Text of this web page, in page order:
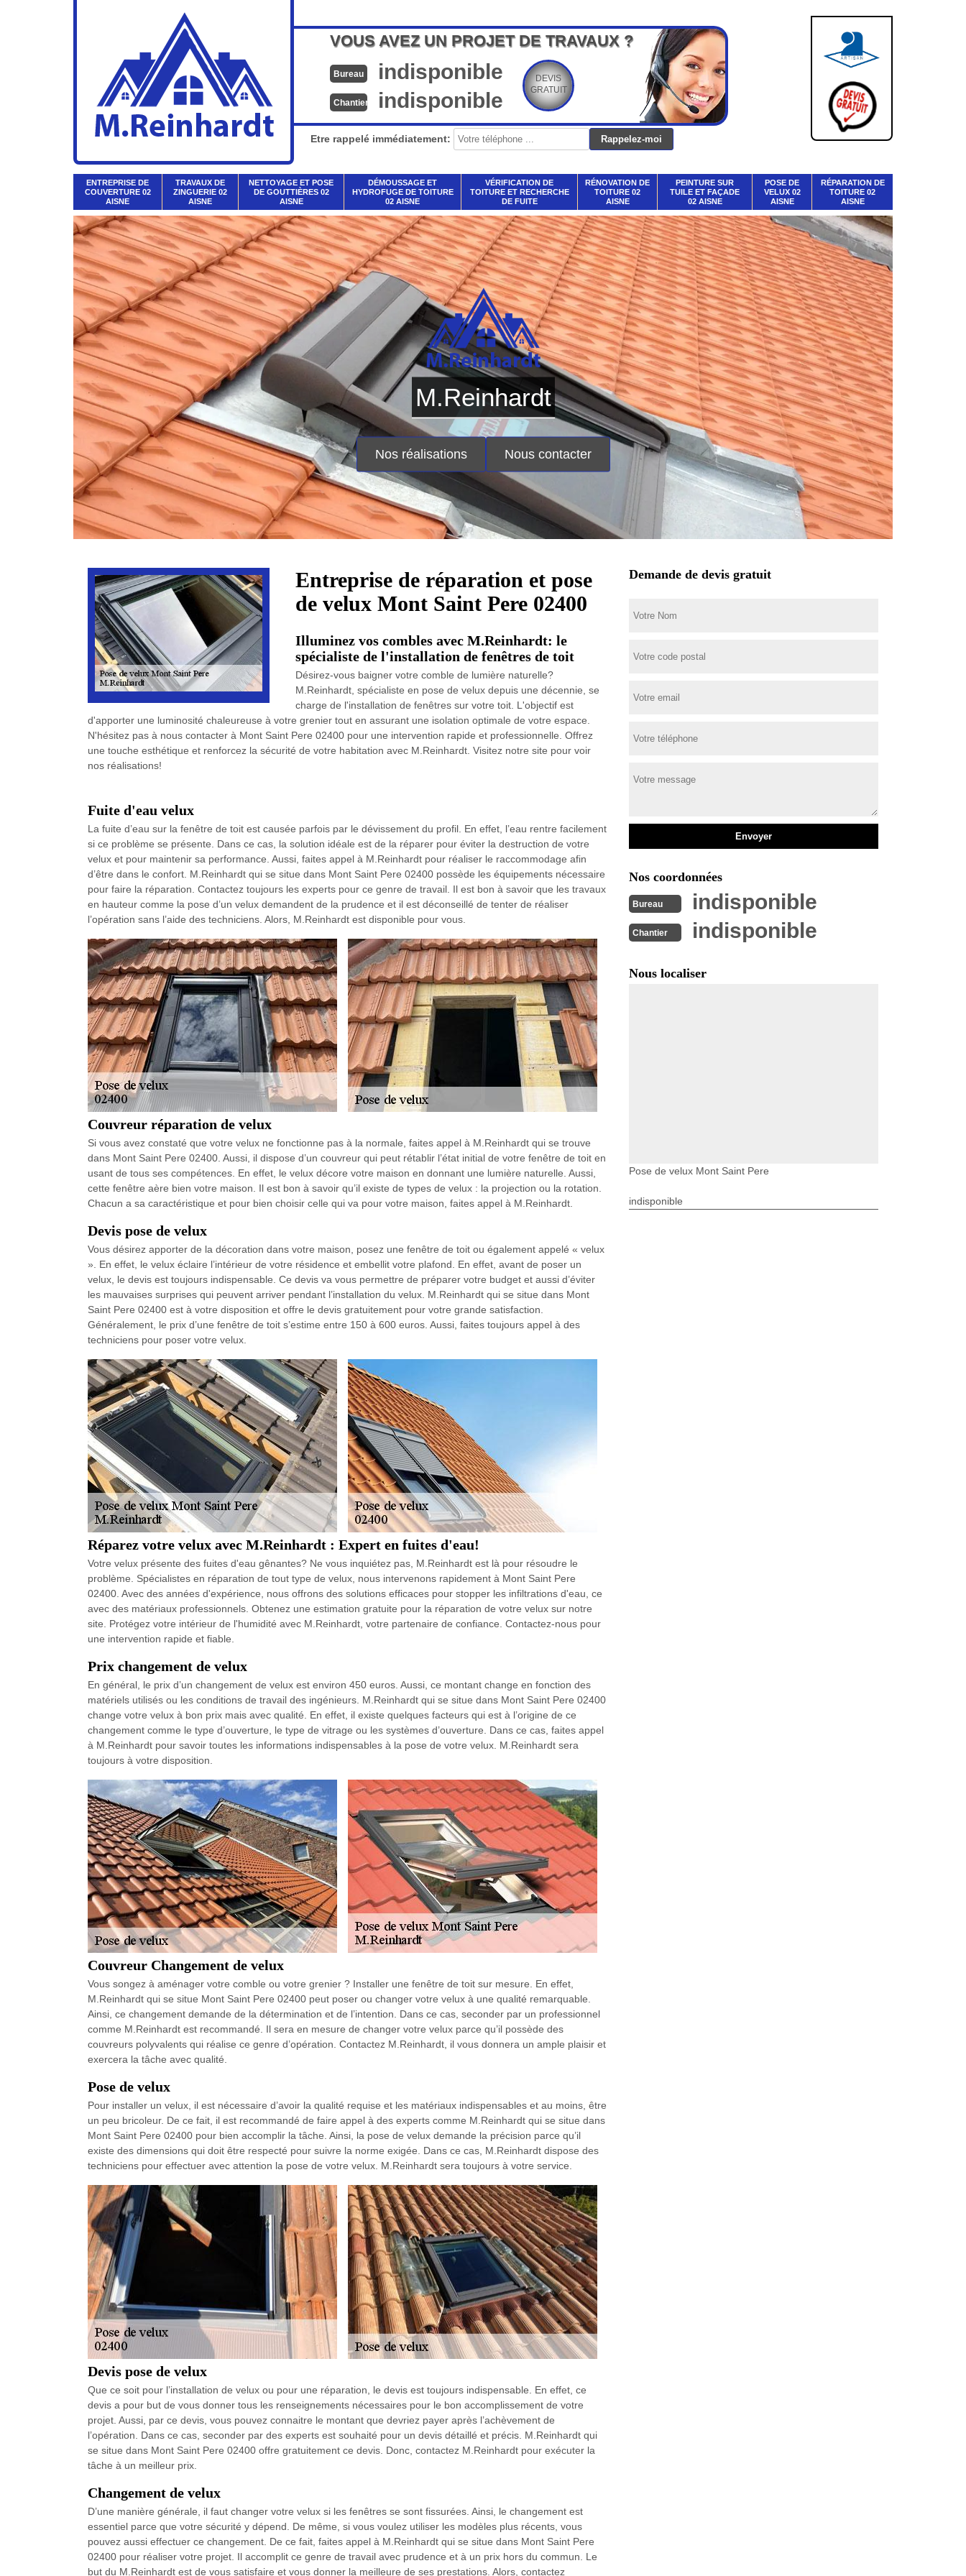
VOUS AVEZ UN PROJET DE TRAVAUX ?
Bureau indisponible
Chantier indisponible
DEVIS
GRATUIT
Etre rappelé immédiatement:
ENTREPRISE DE
COUVERTURE 02
AISNE
TRAVAUX DE
ZINGUERIE 02
AISNE
NETTOYAGE ET POSE
DE GOUTTIÈRES 02
AISNE
DÉMOUSSAGE ET
HYDROFUGE DE TOITURE
02 AISNE
VÉRIFICATION DE
TOITURE ET RECHERCHE
DE FUITE
RÉNOVATION DE
TOITURE 02
AISNE
PEINTURE SUR
TUILE ET FAÇADE
02 AISNE
POSE DE
VELUX 02
AISNE
RÉPARATION DE
TOITURE 02
AISNE
M.Reinhardt
Nos réalisations Nous contacter
Entreprise de réparation et pose
de velux Mont Saint Pere 02400
Illuminez vos combles avec M.Reinhardt: le
spécialiste de l'installation de fenêtres de toit
Désirez-vous baigner votre comble de lumière naturelle?
M.Reinhardt, spécialiste en pose de velux depuis une décennie, se
charge de l'installation de fenêtres sur votre toit. L'objectif est
d'apporter une luminosité chaleureuse à votre grenier tout en assurant une isolation optimale de votre espace.
N'hésitez pas à nous contacter à Mont Saint Pere 02400 pour une intervention rapide et professionnelle. Offrez
une touche esthétique et renforcez la sécurité de votre habitation avec M.Reinhardt. Visitez notre site pour voir
nos réalisations!
Fuite d'eau velux
La fuite d’eau sur la fenêtre de toit est causée parfois par le dévissement du profil. En effet, l’eau rentre facilement
si ce problème se présente. Dans ce cas, la solution idéale est de la réparer pour éviter la destruction de votre
velux et pour maintenir sa performance. Aussi, faites appel à M.Reinhardt pour réaliser le raccommodage afin
d’être dans le confort. M.Reinhardt qui se situe dans Mont Saint Pere 02400 possède les équipements nécessaire
pour faire la réparation. Contactez toujours les experts pour ce genre de travail. Il est bon à savoir que les travaux
en hauteur comme la pose d’un velux demandent de la prudence et il est déconseillé de tenter de réaliser
l’opération sans l’aide des techniciens. Alors, M.Reinhardt est disponible pour vous.
Couvreur réparation de velux
Si vous avez constaté que votre velux ne fonctionne pas à la normale, faites appel à M.Reinhardt qui se trouve
dans Mont Saint Pere 02400. Aussi, il dispose d’un couvreur qui peut rétablir l’état initial de votre fenêtre de toit en
usant de tous ses compétences. En effet, le velux décore votre maison en donnant une lumière naturelle. Aussi,
cette fenêtre aère bien votre maison. Il est bon à savoir qu’il existe de types de velux : la projection ou la rotation.
Chacun a sa caractéristique et pour bien choisir celle qui va pour votre maison, faites appel à M.Reinhardt.
Devis pose de velux
Vous désirez apporter de la décoration dans votre maison, posez une fenêtre de toit ou également appelé « velux
». En effet, le velux éclaire l’intérieur de votre résidence et embellit votre plafond. En effet, avant de poser un
velux, le devis est toujours indispensable. Ce devis va vous permettre de préparer votre budget et aussi d’éviter
les mauvaises surprises qui peuvent arriver pendant l’installation du velux. M.Reinhardt qui se situe dans Mont
Saint Pere 02400 est à votre disposition et offre le devis gratuitement pour votre grande satisfaction.
Généralement, le prix d’une fenêtre de toit s’estime entre 150 à 600 euros. Aussi, faites toujours appel à des
techniciens pour poser votre velux.
Réparez votre velux avec M.Reinhardt : Expert en fuites d'eau!
Votre velux présente des fuites d'eau gênantes? Ne vous inquiétez pas, M.Reinhardt est là pour résoudre le
problème. Spécialistes en réparation de tout type de velux, nous intervenons rapidement à Mont Saint Pere
02400. Avec des années d'expérience, nous offrons des solutions efficaces pour stopper les infiltrations d'eau, ce
avec des matériaux professionnels. Obtenez une estimation gratuite pour la réparation de votre velux sur notre
site. Protégez votre intérieur de l'humidité avec M.Reinhardt, votre partenaire de confiance. Contactez-nous pour
une intervention rapide et fiable.
Prix changement de velux
En général, le prix d’un changement de velux est environ 450 euros. Aussi, ce montant change en fonction des
matériels utilisés ou les conditions de travail des ingénieurs. M.Reinhardt qui se situe dans Mont Saint Pere 02400
change votre velux à bon prix mais avec qualité. En effet, il existe quelques facteurs qui est à l’origine de ce
changement comme le type d’ouverture, le type de vitrage ou les systèmes d’ouverture. Dans ce cas, faites appel
à M.Reinhardt pour savoir toutes les informations indispensables à la pose de votre velux. M.Reinhardt sera
toujours à votre disposition.
Couvreur Changement de velux
Vous songez à aménager votre comble ou votre grenier ? Installer une fenêtre de toit sur mesure. En effet,
M.Reinhardt qui se situe Mont Saint Pere 02400 peut poser ou changer votre velux à une qualité remarquable.
Ainsi, ce changement demande de la détermination et de l’intention. Dans ce cas, seconder par un professionnel
comme M.Reinhardt est recommandé. Il sera en mesure de changer votre velux parce qu’il possède des
couvreurs polyvalents qui réalise ce genre d’opération. Contactez M.Reinhardt, il vous donnera un ample plaisir et
exercera la tâche avec qualité.
Pose de velux
Pour installer un velux, il est nécessaire d’avoir la qualité requise et les matériaux indispensables et au moins, être
un peu bricoleur. De ce fait, il est recommandé de faire appel à des experts comme M.Reinhardt qui se situe dans
Mont Saint Pere 02400 pour bien accomplir la tâche. Ainsi, la pose de velux demande la précision parce qu’il
existe des dimensions qui doit être respecté pour suivre la norme exigée. Dans ce cas, M.Reinhardt dispose des
techniciens pour effectuer avec attention la pose de votre velux. M.Reinhardt sera toujours à votre service.
Devis pose de velux
Que ce soit pour l’installation de velux ou pour une réparation, le devis est toujours indispensable. En effet, ce
devis a pour but de vous donner tous les renseignements nécessaires pour le bon accomplissement de votre
projet. Aussi, par ce devis, vous pouvez connaitre le montant que devriez payer après l’achèvement de
l’opération. Dans ce cas, seconder par des experts est souhaité pour un devis détaillé et précis. M.Reinhardt qui
se situe dans Mont Saint Pere 02400 offre gratuitement ce devis. Donc, contactez M.Reinhardt pour exécuter la
tâche à un meilleur prix.
Changement de velux
D’une manière générale, il faut changer votre velux si les fenêtres se sont fissurées. Ainsi, le changement est
essentiel parce que votre sécurité y dépend. De même, si vous voulez utiliser les modèles plus récents, vous
pouvez aussi effectuer ce changement. De ce fait, faites appel à M.Reinhardt qui se situe dans Mont Saint Pere
02400 pour réaliser votre projet. Il accomplit ce genre de travail avec prudence et à un prix hors du commun. Le
but du M.Reinhardt est de vous satisfaire et vous donner la meilleure de ses prestations. Alors, contactez
Demande de devis gratuit
Nos coordonnées
Bureau indisponible
Chantier indisponible
Nous localiser
Pose de velux Mont Saint Pere
indisponible